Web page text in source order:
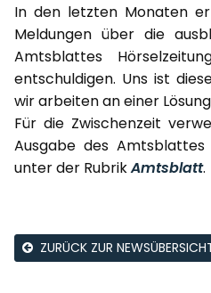
In den letzten Monaten
Meldungen über die
Amtsblattes
entschuldigen. Uns ist
wir arbeiten an einer
Für die Zwischenzeit
Ausgabe des
unter der RubrikAmtsblatt.
ZURÜCK ZUR